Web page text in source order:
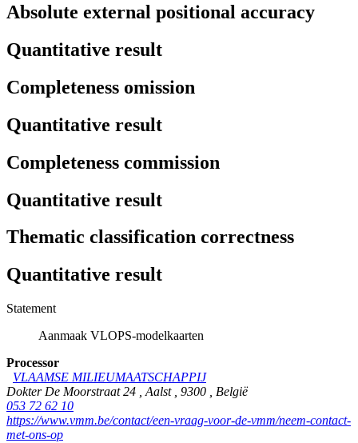
Absolute external positional accuracy
Quantitative result
Completeness omission
Quantitative result
Completeness commission
Quantitative result
Thematic classification correctness
Quantitative result
Statement
Aanmaak VLOPS-modelkaarten
Processor
VLAAMSE MILIEUMAATSCHAPPIJ
Dokter De Moorstraat 24
Aalst 9300
België
053 72 62 10
https://www.vmm.be/contact/een-vraag-voor-de-vmm/neem-contact-
met-ons-op